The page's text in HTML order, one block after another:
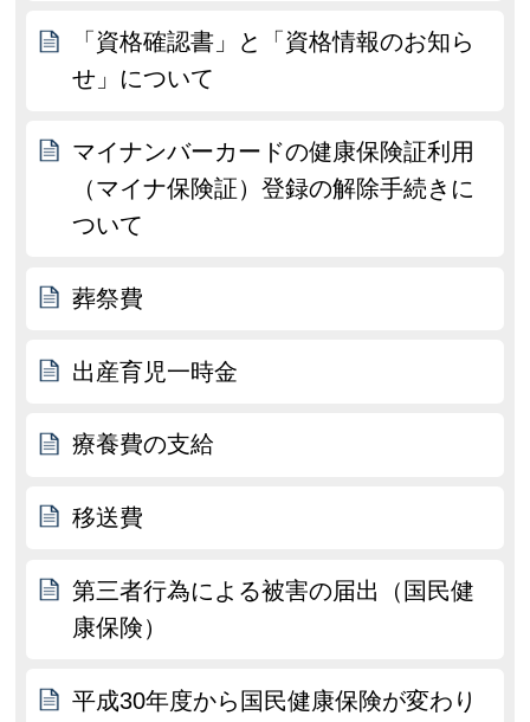
「資格確認書」と「資格情報のお知ら
せ」について
マイナンバーカードの健康保険証利用
（マイナ保険証）登録の解除手続きに
ついて
葬祭費
出産育児一時金
療養費の支給
移送費
第三者行為による被害の届出（国民健
康保険）
平成30年度から国民健康保険が変わり